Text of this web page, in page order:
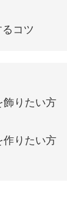
コツ
りたい方
りたい方